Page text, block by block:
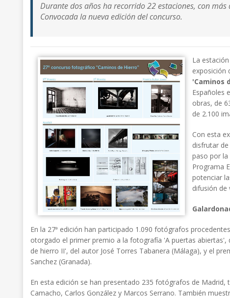
Durante dos años ha recorrido 22 estaciones, con
Convocada la nueva edición del concurso.
La
exposición
'Caminos
Españoles
obras, de
de 2.100
Con esta
disfrutar
paso por la
Programa
potenciar
difusión de
En la 27ª edición han participado 1.090 fotógrafos
otorgado el primer premio a la fotografía 'A puertas abiertas',
de hierro II', del autor José Torres Tabanera (Málaga), y el
Sanchez (Granada).
En esta edición se han presentado 235 fotógrafos de
Camacho, Carlos González y Marcos Serrano. También